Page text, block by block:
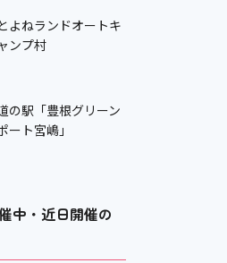
よねランドオートキ
ンプ村
の駅「豊根グリーン
ート宮嶋」
中・近日開催の